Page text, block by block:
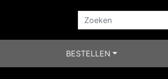
BESTELLEN